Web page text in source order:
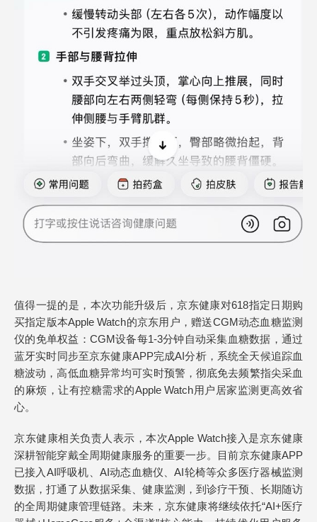
值得一提的是，本次功能升级后，京东健康对618指定日期购
买指定版本Apple Watch的京东用户，赠送CGM动态血糖监测
仪的免单权益：CGM设备每1-3分钟自动采集血糖数据，通过
蓝牙实时同步至京东健康APP完成AI分析，系统全天候追踪血
糖波动，高低血糖异常均可实时预警，彻底免去频繁指尖采血
的麻烦，让有控糖需求的Apple Watch用户居家监测更高效省
心。
京东健康相关负责人表示，本次Apple Watch接入是京东健康
深耕智能穿戴全周期健康服务的重要一步。目前京东健康APP
已接入AI呼吸机、AI动态血糖仪、AI轮椅等众多医疗器械监测
数据，打通了从数据采集、健康监测，到诊疗干预、长期随访
的全周期健康管理链路。未来，京东健康将继续依托“AI+医疗